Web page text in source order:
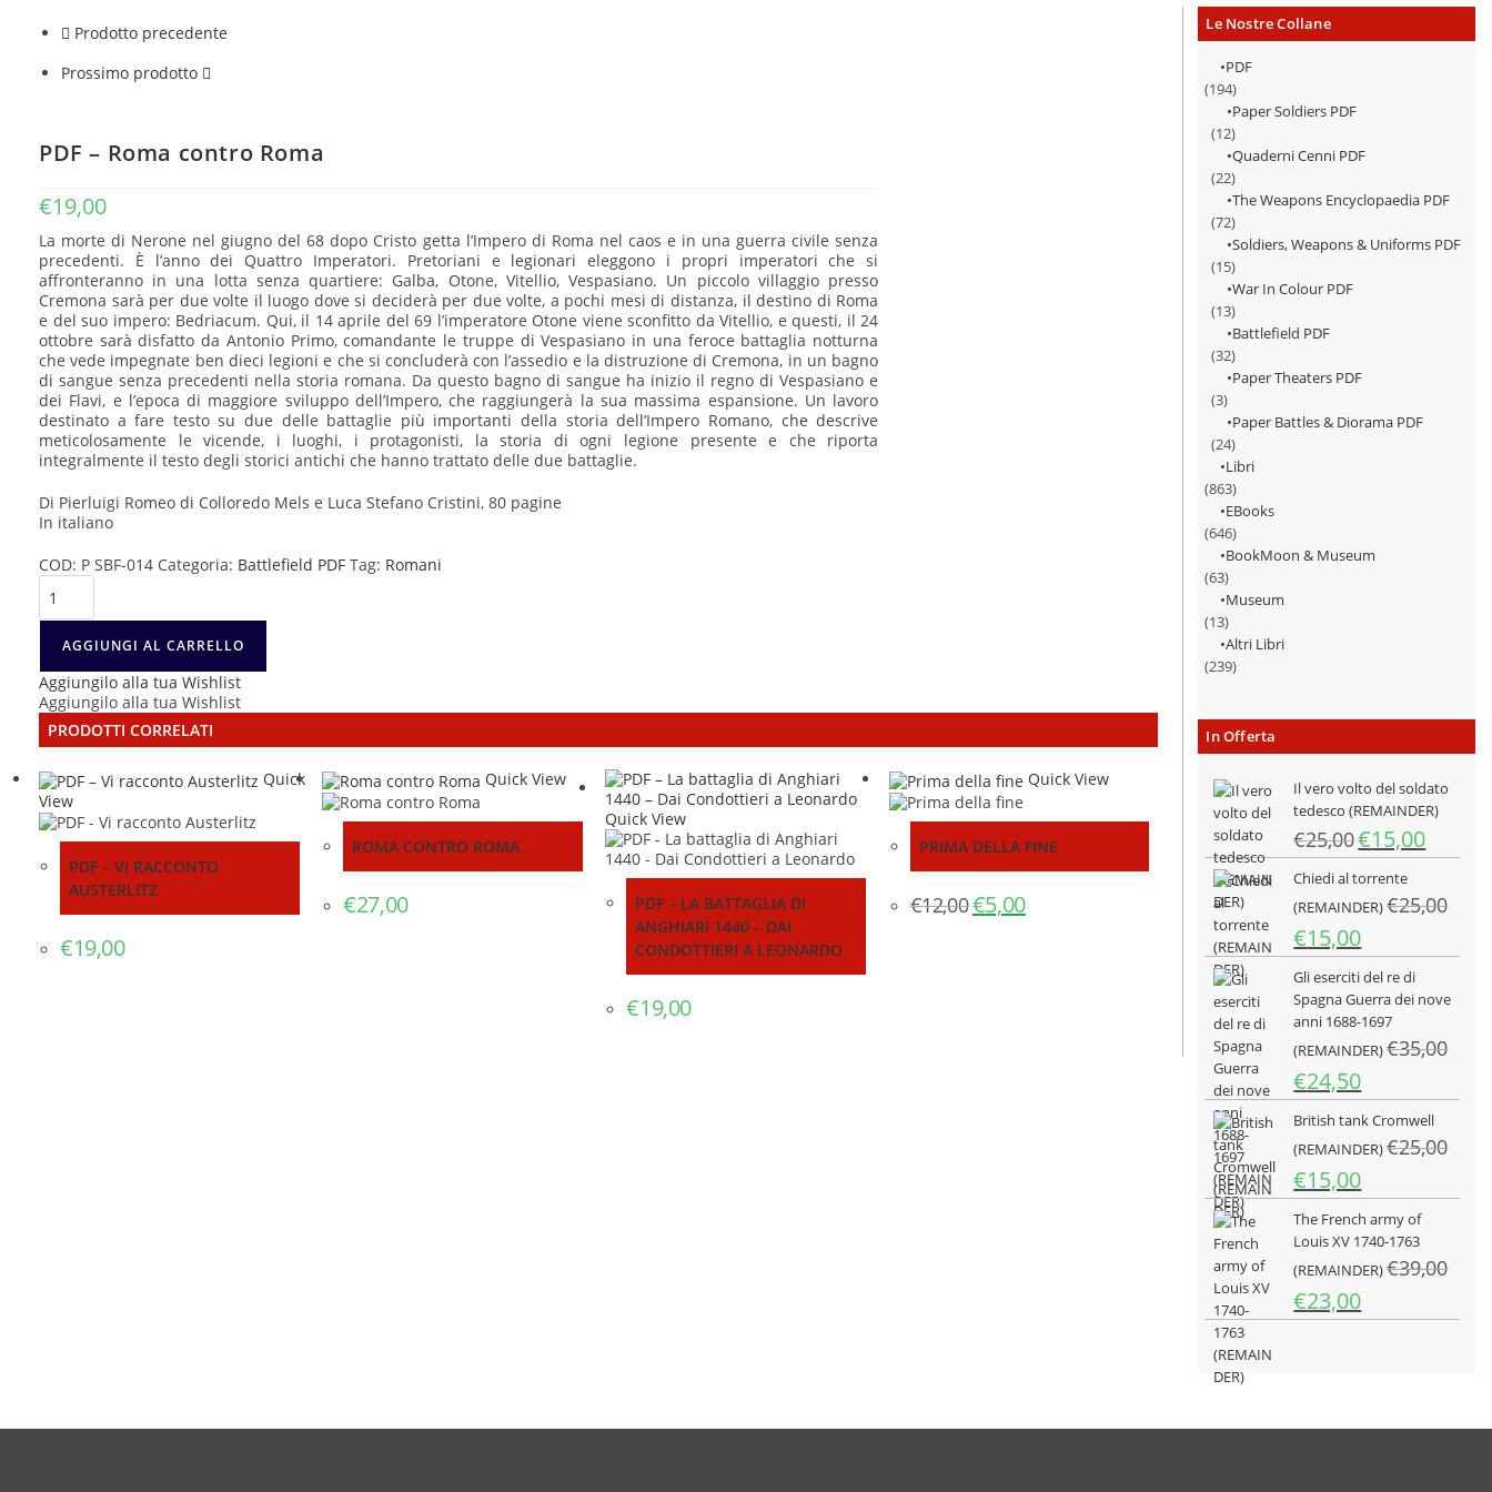
Le Nostre Collane
PDF
(194)
Paper Soldiers PDF
(12)
Quaderni Cenni PDF
(22)
The Weapons Encyclopaedia PDF
(72)
Soldiers, Weapons & Uniforms PDF
(15)
War In Colour PDF
(13)
Battlefield PDF
(32)
Paper Theaters PDF
(3)
Paper Battles & Diorama PDF
(24)
Libri
(863)
EBooks
(646)
BookMoon & Museum
(63)
Museum
(13)
Altri Libri
(239)
In Offerta
Il vero volto del soldato
tedesco (REMAINDER)
€25,00Il
prezzo
originale
era:
€25,00.
€15,00Il
prezzo
è:
Chiedi al torrente
(REMAINDER)€25,00
Il
prezzo
originale
era:
€25,00.
€15,00Il
prezzo
attuale
è:
€15,00.
Gli eserciti del re di
Spagna Guerra dei nove
anni 1688-1697
(REMAINDER)€35,00
Il
prezzo
originale
era:
€35,00.
€24,50Il
prezzo
attuale
è:
€24,50.
British tank Cromwell
(REMAINDER)€25,00
Il
prezzo
originale
era:
€25,00.
€15,00Il
prezzo
attuale
è:
€15,00.
The French army of
Louis XV 1740-1763
(REMAINDER)€39,00
Il
prezzo
€23,00Il
prezzo
Prodotto precedente
Prossimo prodotto
PDF – Roma contro Roma
€19,00
La morte di Nerone nel giugno del 68 dopo Cristo getta l’Impero di Roma nel caos e in una guerra civile senza
precedenti. È l’anno dei Quattro Imperatori. Pretoriani e legionari eleggono i propri imperatori che si
affronteranno in una lotta senza quartiere: Galba, Otone, Vitellio, Vespasiano. Un piccolo villaggio presso
Cremona sarà per due volte il luogo dove si deciderà per due volte, a pochi mesi di distanza, il destino di Roma
e del suo impero: Bedriacum. Qui, il 14 aprile del 69 l’imperatore Otone viene sconfitto da Vitellio, e questi, il 24
ottobre sarà disfatto da Antonio Primo, comandante le truppe di Vespasiano in una feroce battaglia notturna
che vede impegnate ben dieci legioni e che si concluderà con l’assedio e la distruzione di Cremona, in un bagno
di sangue senza precedenti nella storia romana. Da questo bagno di sangue ha inizio il regno di Vespasiano e
dei Flavi, e l’epoca di maggiore sviluppo dell’Impero, che raggiungerà la sua massima espansione. Un lavoro
destinato a fare testo su due delle battaglie più importanti della storia dell’Impero Romano, che descrive
meticolosamente le vicende, i luoghi, i protagonisti, la storia di ogni legione presente e che riporta
integralmente il testo degli storici antichi che hanno trattato delle due battaglie.
Di Pierluigi Romeo di Colloredo Mels e Luca Stefano Cristini, 80 pagine
In italiano
COD: P SBF-014 Categoria: Battlefield PDF Tag: Romani
PDF
Roma
contro
quantità
AGGIUNGI AL CARRELLO
Aggiungilo alla tua Wishlist
Aggiungilo alla tua Wishlist
PRODOTTI CORRELATI
Quick
View
PDF – VI RACCONTO
AUSTERLITZ
€19,00
Quick View
ROMA CONTRO ROMA
€27,00
Quick View
PDF – LA BATTAGLIA DI
ANGHIARI 1440 – DAI
CONDOTTIERI A LEONARDO
€19,00
Quick View
PRIMA DELLA FINE
€12,00 Il
prezzo
€5,00Il
prezzo